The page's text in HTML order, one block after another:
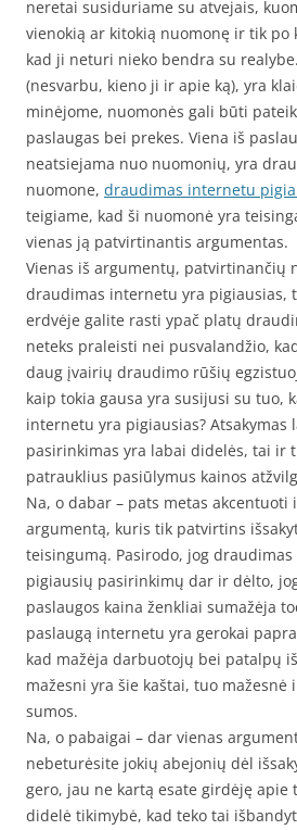
neretai susiduriame su atvejais,
vienokią ar kitokią nuomonę ir tik po
kad ji neturi nieko bendra su
(nesvarbu, kieno ji ir apie ką), yra
minėjome, nuomonės gali būti
paslaugas bei prekes. Viena iš
neatsiejama nuo nuomonių, yra
nuomone, draudimas internetu
teigiame, kad ši nuomonė yra
vienas ją patvirtinantis argumentas.
Vienas iš argumentų, patvirtinančių
draudimas internetu yra pigiausias,
erdvėje galite rasti ypač platų
neteks praleisti nei pusvalandžio,
daug įvairių draudimo rūšių
kaip tokia gausa yra susijusi su tuo,
internetu yra pigiausias? Atsakymas
pasirinkimas yra labai didelės, tai ir
patrauklius pasiūlymus kainos
Na, o dabar – pats metas akcentuoti
argumentą, kuris tik patvirtins
teisingumą. Pasirodo, jog
pigiausių pasirinkimų dar ir dėlto,
paslaugos kaina ženkliai sumažėja
paslaugą internetu yra gerokai
kad mažėja darbuotojų bei patalpų
mažesni yra šie kaštai, tuo mažesnė
sumos.
Na, o pabaigai – dar vienas
nebeturėsite jokių abejonių dėl
gero, jau ne kartą esate girdėję
didelė tikimybė, kad teko tai